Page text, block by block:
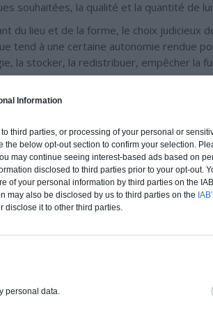
Information
third parties, or processing of your personal or
the below opt-out section to confirm your selection.
may continue seeing interest-based ads based on
disclosed to third parties prior to your opt-out.
of your personal information by third parties on the
may also be disclosed by us to third parties on the
disclose it to other third parties.
personal data.
souhaitées, la qualité et la quantité de
du lieu et de la forme, le choix judicieux
tend à une certaine autonomie rendue
la stocker, la redistribuer, empêcher la
il en est donc le bénéficiaire mais
habitat qui lui ressemble et lui rend
donc bien conçue comme un
une Estimation Personnalisée